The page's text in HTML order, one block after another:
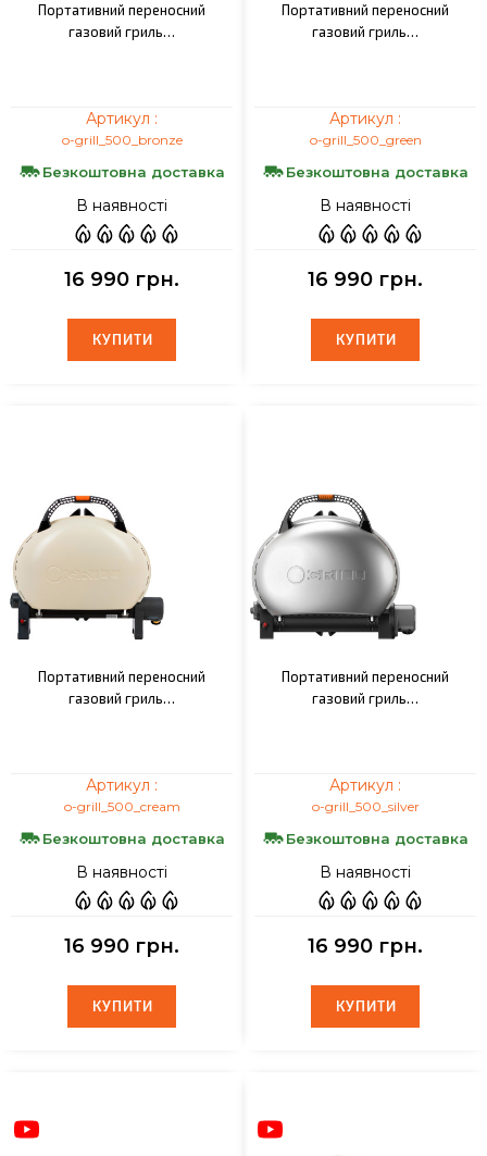
Портативний переносний
газовий гриль…
Артикул :
o-grill_500_bronze
Безкоштовна доставка
В наявності
16 990 грн.
КУПИТИ
КУПИТИ
Портативний переносний
газовий гриль…
Артикул :
o-grill_500_green
Безкоштовна доставка
В наявності
16 990 грн.
КУПИТИ
КУПИТИ
Портативний переносний
газовий гриль…
Артикул :
o-grill_500_cream
Безкоштовна доставка
В наявності
16 990 грн.
КУПИТИ
КУПИТИ
Портативний переносний
газовий гриль…
Артикул :
o-grill_500_silver
Безкоштовна доставка
В наявності
16 990 грн.
КУПИТИ
КУПИТИ